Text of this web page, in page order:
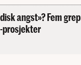
angst»? Fem grep
prosjekter